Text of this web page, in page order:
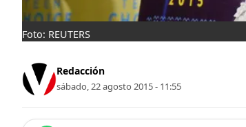
Foto: REUTERS
Redacción
sábado, 22 agosto 2015 - 11:55